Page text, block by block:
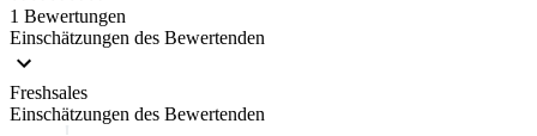
1 Bewertungen
Einschätzungen des Bewertenden
Freshsales
Einschätzungen des Bewertenden